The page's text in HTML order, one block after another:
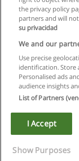
Copyright ©
the privacy policy
partners and will
su privacidad
We and our
Use precise
identification. Store
Personalised ads
audience insights
List of Partners
I Accept
Show Purposes